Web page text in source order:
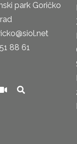
park Goričko
88 61